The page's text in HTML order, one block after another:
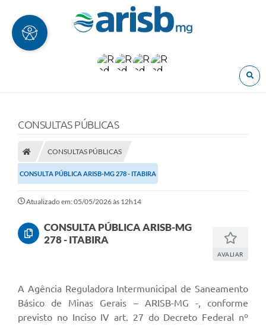
CONSULTAS PÚBLICAS
CONSULTAS PÚBLICAS
CONSULTA PÚBLICA ARISB-MG 278 - ITABIRA
Atualizado em: 05/05/2026 às 12h14
CONSULTA PÚBLICA ARISB-MG
278 - ITABIRA
AVALIAR
A Agência Reguladora Intermunicipal de Saneamento
Básico de Minas Gerais – ARISB-MG -, conforme
previsto no Inciso IV art. 27 do Decreto Federal nº